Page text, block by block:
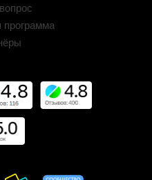
программа